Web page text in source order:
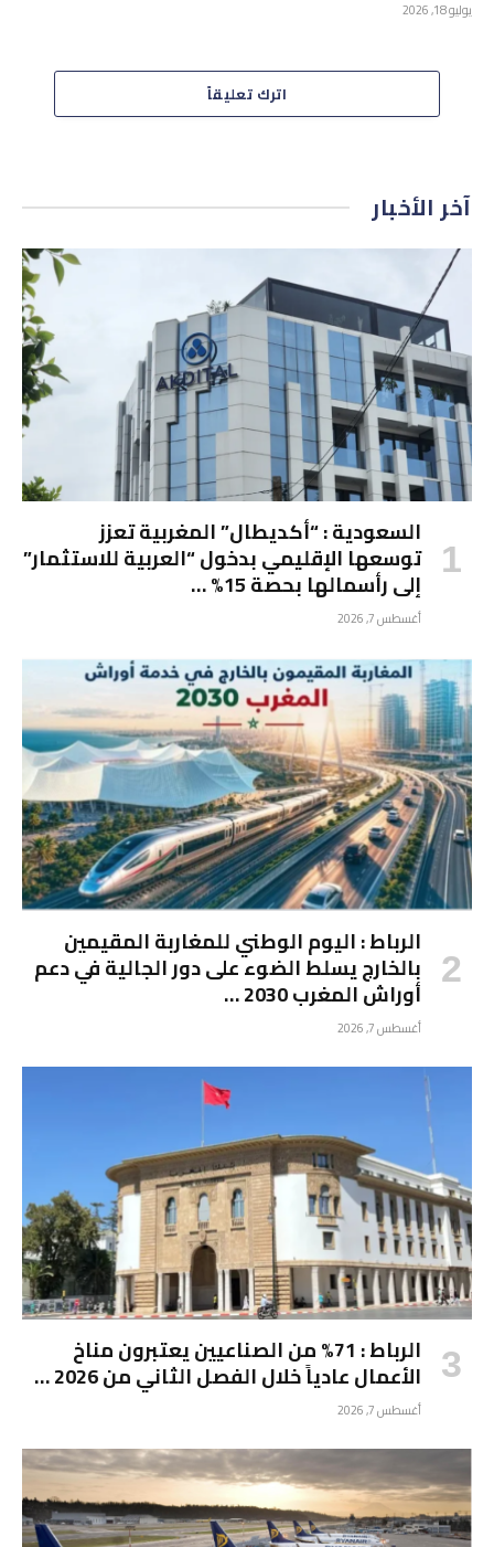
يوليو 18, 2026
اترك تعليقاً
آخر الأخبار
السعودية : “أكديطال” المغربية تعزز
توسعها الإقليمي بدخول “العربية للاستثمار”
إلى رأسمالها بحصة 15% …
أغسطس 7, 2026
الرباط : اليوم الوطني للمغاربة المقيمين
بالخارج يسلط الضوء على دور الجالية في دعم
أوراش المغرب 2030 …
أغسطس 7, 2026
الرباط : 71% من الصناعيين يعتبرون مناخ
الأعمال عادياً خلال الفصل الثاني من 2026 …
أغسطس 7, 2026